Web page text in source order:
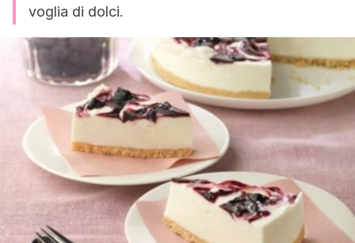
voglia di dolci.